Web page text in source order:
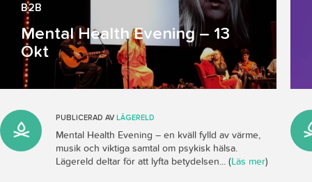
B2B
Mental Health Evening – 13
Okt
PUBLICERAD AV LÄGERELD
Mental Health Evening – en kväll fylld av värme,
musik och viktiga samtal om psykisk hälsa.
Lägereld deltar för att lyfta betydelsen... (Läs mer)